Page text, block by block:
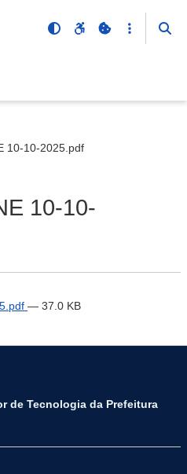
10-10-2025.pdf
10-10-
— 37.0 KB
de Tecnologia da Prefeitura